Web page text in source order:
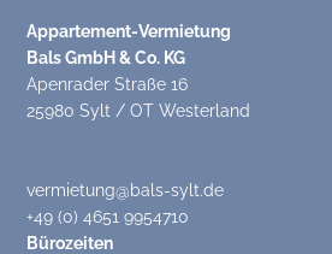
Appartement-Vermietung
Bals GmbH & Co. KG
Apenrader Straße 16
25980 Sylt / OT Westerland
vermietung@bals-sylt.de
+49 (0) 4651 9954710
Bürozeiten